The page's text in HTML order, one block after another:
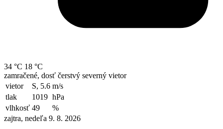
34 °C 18 °C
zamračené, dosť čerstvý severný vietor
vietor
S, 5.6 m/s
tlak
1019 hPa
vlhkosť 49
%
zajtra, nedeľa 9. 8. 2026